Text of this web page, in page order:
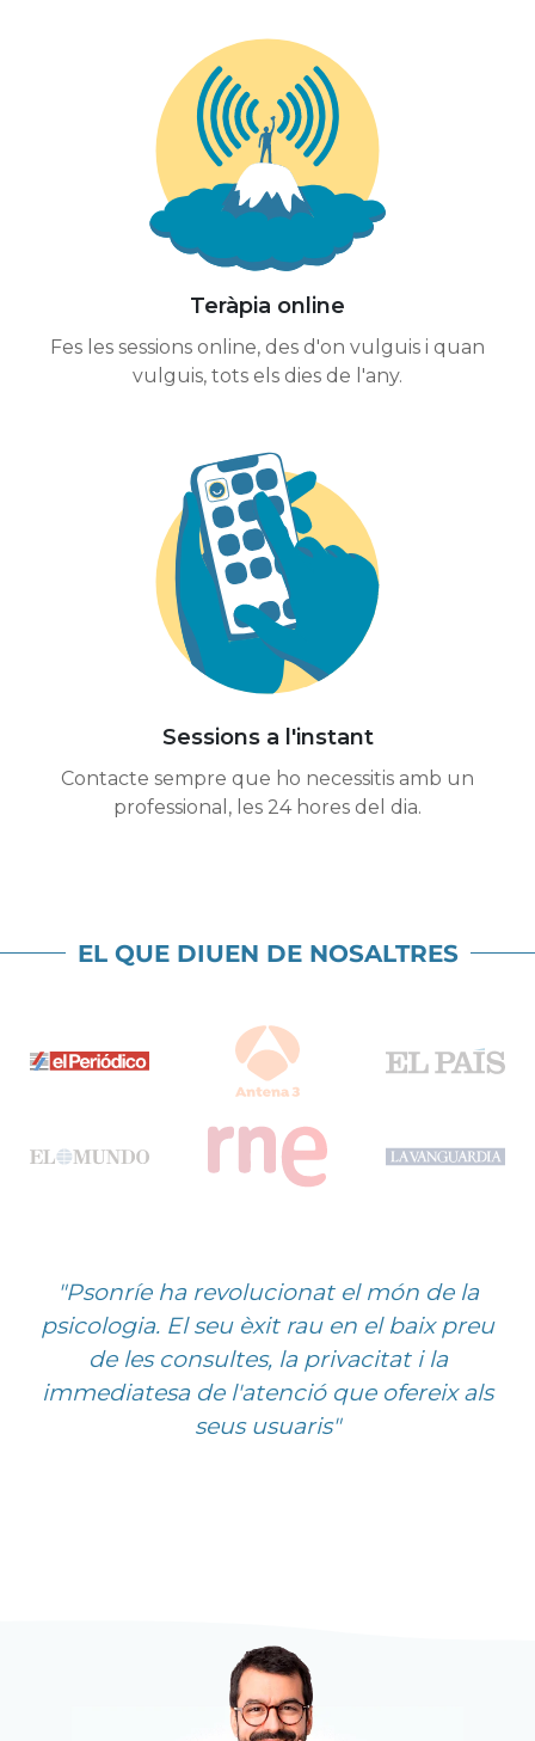
Teràpia online
Fes les sessions online, des d'on vulguis i quan
vulguis, tots els dies de l'any.
Sessions a l'instant
Contacte sempre que ho necessitis amb un
professional, les 24 hores del dia.
EL QUE DIUEN DE NOSALTRES
"Psonríe ha revolucionat el món de la
psicologia. El seu èxit rau en el baix preu
de les consultes, la privacitat i la
immediatesa de l'atenció que ofereix als
seus usuaris"